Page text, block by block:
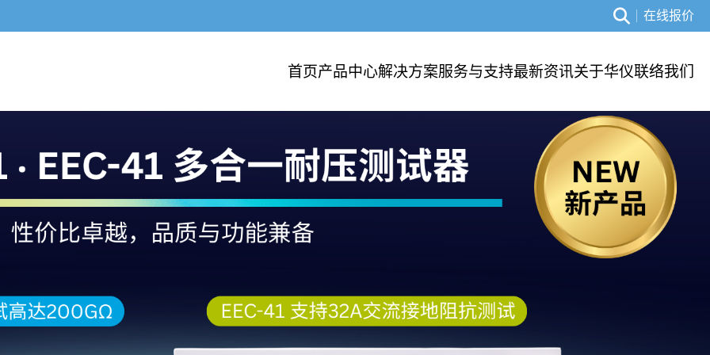
在线报价
首页产品中心解决方案服务与支持最新资讯关于华仪联络我们